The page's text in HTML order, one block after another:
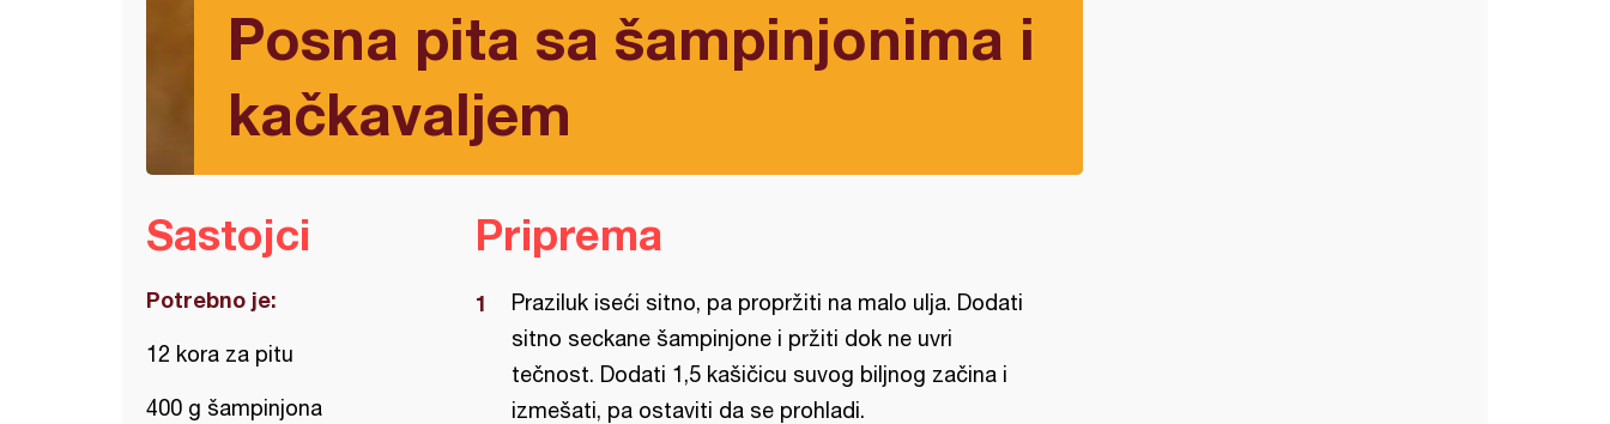
Posna pita sa šampinjonima i
kačkavaljem
Sastojci
Potrebno je:
12 kora za pitu
400 g šampinjona
Priprema
Praziluk iseći sitno, pa propržiti na malo ulja. Dodati
sitno seckane šampinjone i pržiti dok ne uvri
tečnost. Dodati 1,5 kašičicu suvog biljnog začina i
izmešati, pa ostaviti da se prohladi.